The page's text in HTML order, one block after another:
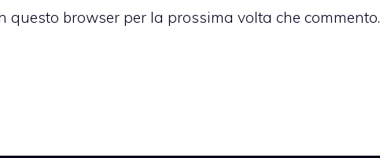
questo browser per la prossima volta che commento.